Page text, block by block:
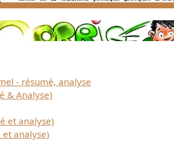
Télécharger
gratuitement ce
document
- résumé, analyse
& Analyse)
et analyse)
analyse)